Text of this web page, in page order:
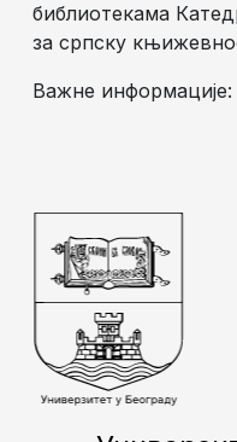
библиотекама
за српску
Важне информације: